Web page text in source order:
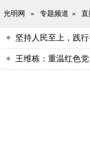
光明网 » 专题频道 » 直
坚持人民至上，践
王维栋：重温红色